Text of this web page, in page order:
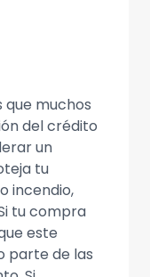
que muchos
del crédito
un
tu
incendio,
tu compra
este
parte de las